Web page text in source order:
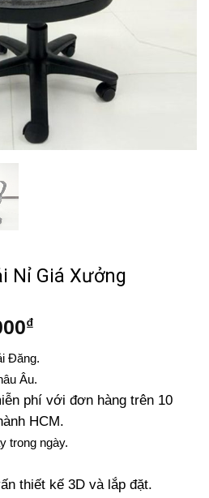
Nỉ Giá Xưởng
₫Giá
tại
là:
450,000₫.
Đăng.
Âu.
phí với đơn hàng trên 10
HCM.
trong ngày.
thiết kế 3D và lắp đặt.